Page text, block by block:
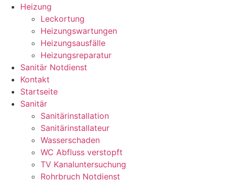
Heizung
Leckortung
Heizungswartungen
Heizungsausfälle
Heizungsreparatur
Sanitär Notdienst
Kontakt
Startseite
Sanitär
Sanitärinstallation
Sanitärinstallateur
Wasserschaden
WC Abfluss verstopft
TV Kanaluntersuchung
Rohrbruch Notdienst